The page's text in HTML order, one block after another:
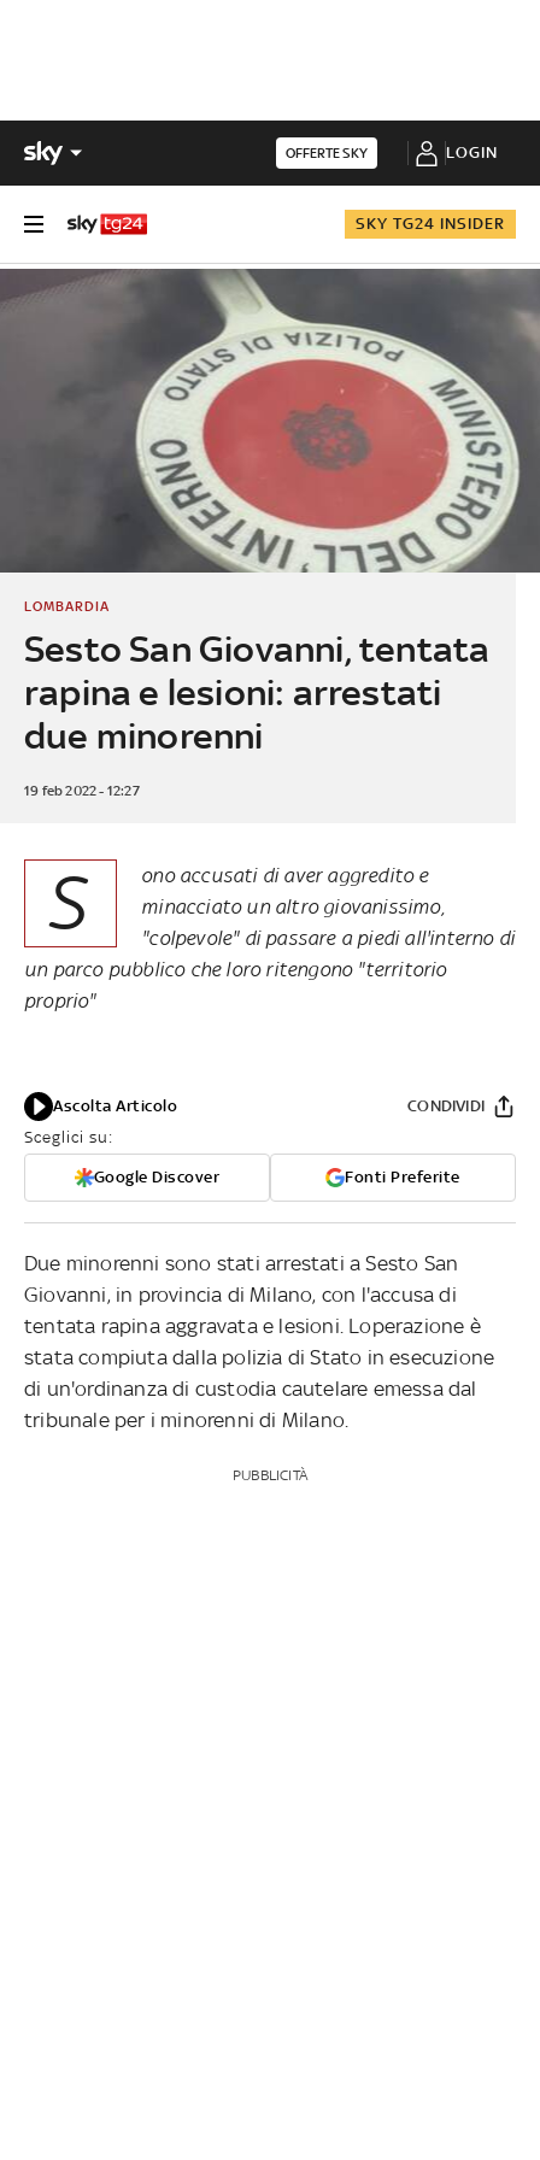
OFFERTE SKY LOGIN
SKY TG24 INSIDER
Sesto San Giovanni, tentata
rapina e lesioni: arrestati
due minorenni
LOMBARDIA
19 feb 2022 - 12:27
S
ono accusati di aver aggredito e
minacciato un altro giovanissimo,
"colpevole" di passare a piedi all'interno di
un parco pubblico che loro ritengono "territorio
proprio"
Ascolta Articolo
Sceglici su:
Google Discover Fonti Preferite
CONDIVIDI
Due minorenni sono stati arrestati a Sesto San
Giovanni, in provincia di Milano, con l'accusa di
tentata rapina aggravata e lesioni. Loperazione è
stata compiuta dalla polizia di Stato in esecuzione
di un'ordinanza di custodia cautelare emessa dal
tribunale per i minorenni di Milano.
PUBBLICITÀ